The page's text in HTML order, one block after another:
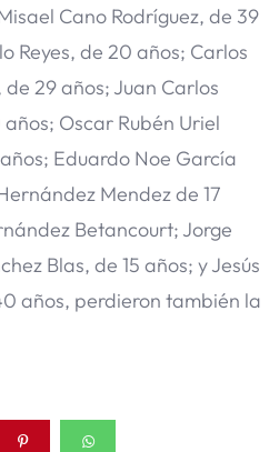
Cano Rodríguez, de 39
Reyes, de 20 años; Carlos
29 años; Juan Carlos
Oscar Rubén Uriel
Eduardo Noe García
Mendez de 17
Betancourt; Jorge
Blas, de 15 años; y Jesús
años, perdieron también la